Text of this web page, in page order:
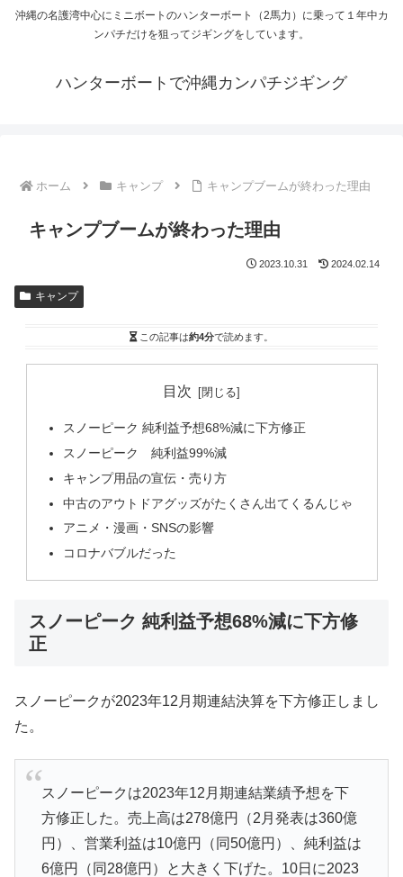
沖縄の名護湾中心にミニボートのハンターボート（2馬力）に乗って１年中カ
ンパチだけを狙ってジギングをしています。
ハンターボートで沖縄カンパチジギング
ホーム キャンプ キャンプブームが終わった理由
キャンプブームが終わった理由
2023.10.31 2024.02.14
キャンプ
この記事は約4分で読めます。
目次
スノーピーク 純利益予想68%減に下方修正
スノーピーク 純利益99%減
キャンプ用品の宣伝・売り方
中古のアウトドアグッズがたくさん出てくるんじゃ
アニメ・漫画・SNSの影響
コロナバブルだった
スノーピーク 純利益予想68%減に下方修
正
スノーピークが2023年12月期連結決算を下方修正しまし
た。
スノーピークは2023年12月期連結業績予想を下
方修正した。売上高は278億円（2月発表は360億
円）、営業利益は10億円（同50億円）、純利益は
6億円（同28億円）と大きく下げた。10日に2023